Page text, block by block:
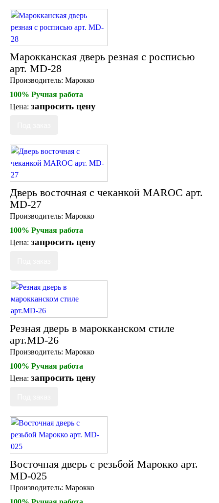
Марокканская дверь резная с росписью
арт. MD-28
Производитель: Марокко
100% Ручная работа
Цена: запросить цену
Дверь восточная с чеканкой MAROC арт.
MD-27
Производитель: Марокко
100% Ручная работа
Цена: запросить цену
Резная дверь в марокканском стиле
арт.MD-26
Производитель: Марокко
100% Ручная работа
Цена: запросить цену
Восточная дверь с резьбой Марокко арт.
MD-025
Производитель: Марокко